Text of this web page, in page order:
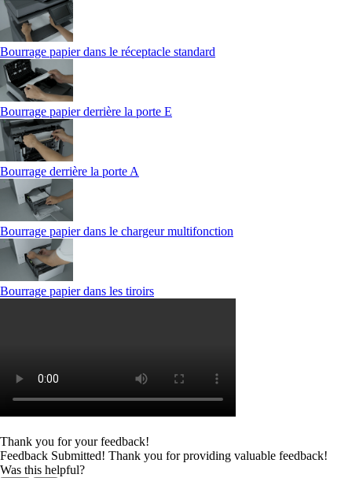
Bourrage papier dans le réceptacle standard
Bourrage papier derrière la porte E
Bourrage derrière la porte A
Bourrage papier dans le chargeur multifonction
Bourrage papier dans les tiroirs
Thank you for your feedback!
Feedback Submitted! Thank you for providing valuable feedback!
Was this helpful?